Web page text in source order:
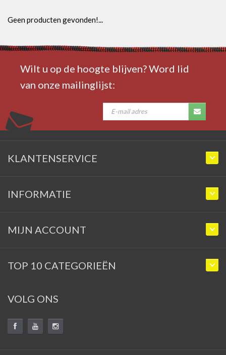
Geen producten gevonden!...
Wilt u op de hoogte blijven? Word lid
van onze mailinglijst:
KLANTENSERVICE
INFORMATIE
MIJN ACCOUNT
TOP 10 CATEGORIEËN
VOLG ONS